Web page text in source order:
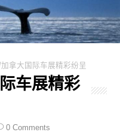
拿大国际车展精彩纷呈
车展精彩
0 Comments